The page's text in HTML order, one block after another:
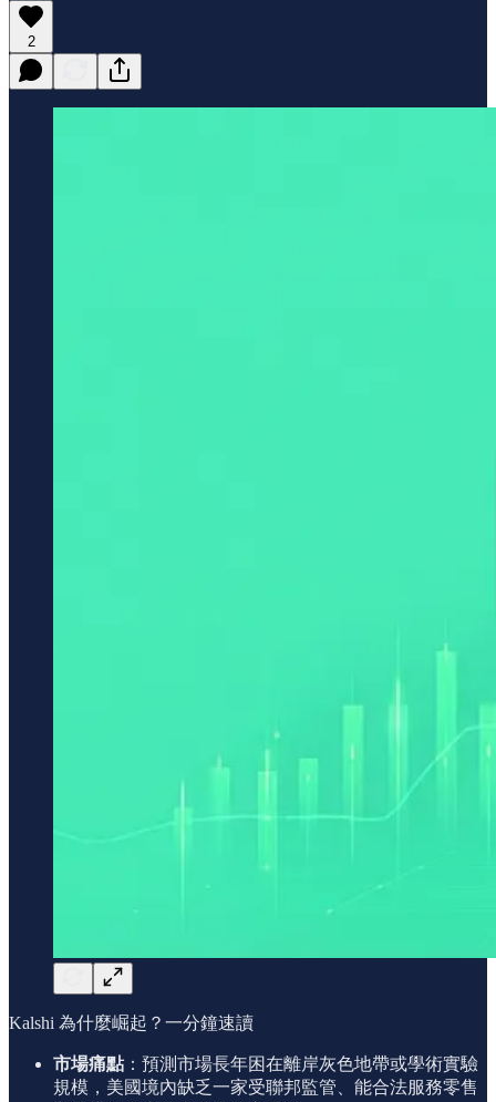
2
Kalshi 為什麼崛起？一分鐘速讀
市場痛點 ：預測市場長年困在離岸灰色地帶或學術實驗
規模，美國境內缺乏一家受聯邦監管、能合法服務零售